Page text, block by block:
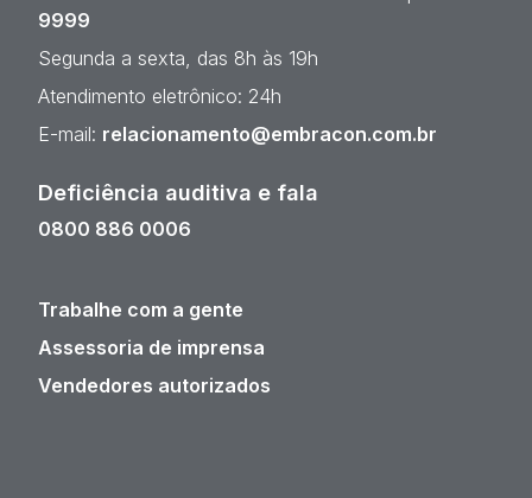
9999
Segunda a sexta, das 8h às 19h
Atendimento eletrônico: 24h
E-mail: relacionamento@embracon.com.br
Deficiência auditiva e fala
0800 886 0006
Trabalhe com a gente
Assessoria de imprensa
Vendedores autorizados